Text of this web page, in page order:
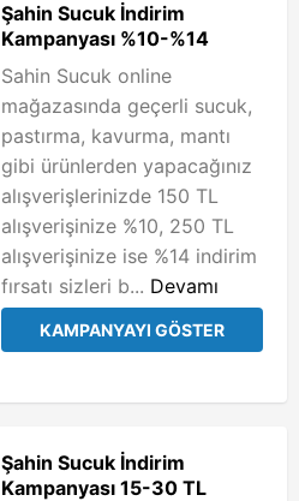
Şahin Sucuk İndirim
Kampanyası %10-%14
Sahin Sucuk online
mağazasında geçerli sucuk,
pastırma, kavurma, mantı
gibi ürünlerden yapacağınız
alışverişlerinizde 150 TL
alışverişinize %10, 250 TL
alışverişinize ise %14 indirim
fırsatı sizleri b... Devamı
KAMPANYAYI GÖSTER
Şahin Sucuk İndirim
Kampanyası 15-30 TL